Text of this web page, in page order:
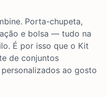
Porta-chupeta,
e bolsa — tudo na
É por isso que o Kit
de conjuntos
ao gosto